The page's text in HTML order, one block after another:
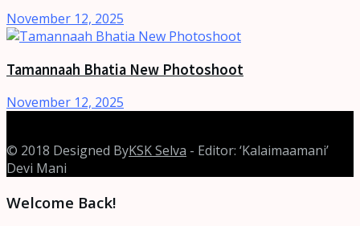
November 12, 2025
Tamannaah Bhatia New Photoshoot
November 12, 2025
© 2018 Designed ByKSK Selva - Editor: ‘Kalaimaamani’
Devi Mani
Welcome Back!